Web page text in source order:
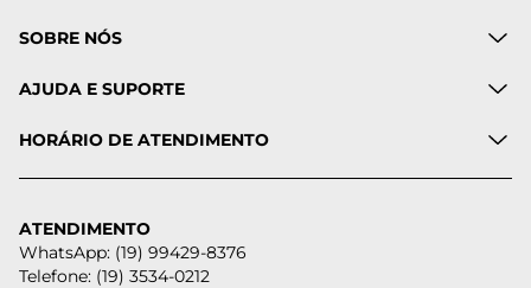
SOBRE NÓS
AJUDA E SUPORTE
HORÁRIO DE ATENDIMENTO
ATENDIMENTO
WhatsApp: (19) 99429-8376
Telefone: (19) 3534-0212